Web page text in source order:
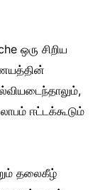
ஒரு சிறிய
ஈட்டக்கூடும்
தலைகீழ்